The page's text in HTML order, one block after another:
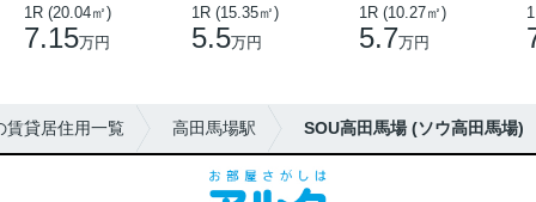
1R (20.04㎡)
7.15万円
1R (15.35㎡)
5.5万円
1R (10.27㎡)
5.7万円
賃貸居住用一覧 高田馬場駅 SOU高田馬場 (ソウ高田馬場)